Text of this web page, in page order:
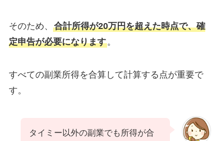
そのため、 合計所得が20万円を超えた時点で、確
定申告が必要になります。
すべての副業所得を合算して計算する点が重要で
す。
タイミー以外の副業でも所得が合